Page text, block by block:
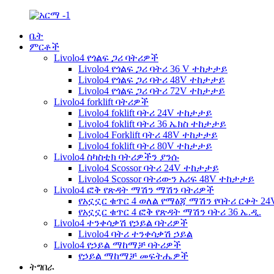
ቤት
ምርቶች
Livolo4 የጎልፍ ጋሪ ባትሪዎች
Livolo4 የጎልፍ ጋሪ ባትሪ 36 V ተከታታይ
Livolo4 የጎልፍ ጋሪ ባትሪ 48V ተከታታይ
Livolo4 የጎልፍ ጋሪ ባትሪ 72V ተከታታይ
Livolo4 forklift ባትሪዎች
Livolo4 foklift ባትሪ 24V ተከታታይ
Livolo4 foklift ባትሪ 36 ኤክስ ተከታታይ
Livolo4 Forklift ባትሪ 48V ተከታታይ
Livolo4 foklift ባትሪ 80V ተከታታይ
Livolo4 ስካስቲክ ባትሪዎችን ያንሱ
Livolo4 Scossor ባትሪ 24V ተከታታይ
Livolo4 Scossor ባትሪውን አሪፍ 48V ተከታታይ
Livolo4 ፎቅ የጽዳት ማሽን ማሽን ባትሪዎች
የአኗኗር ቁጥር 4 ወለል የማፅጃ ማሽን የባትሪ ርቀት
የአኗኗር ቁጥር 4 ፎቅ የጽዳት ማሽን ባትሪ 36 ኤ.ዲ.
Livolo4 ተንቀሳቃሽ የኃይል ባትሪዎች
Livolo4 ባትሪ ተንቀሳቃሽ ኃይል
Livolo4 የኃይል ማከማቻ ባትሪዎች
የኃይል ማከማቻ መፍትሔዎች
ትግበራ